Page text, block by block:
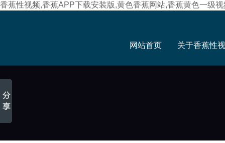
香蕉性视频,香蕉APP下载安装版,黄色香蕉网站,香蕉黄色一级视
网站首页 关于香蕉性